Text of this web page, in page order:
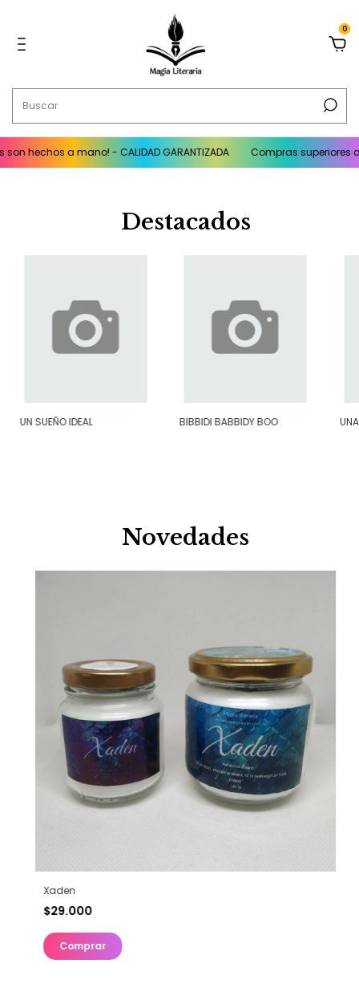
0
hechos a mano! - CALIDAD GARANTIZADA Compras superiores
Destacados
UN SUEÑO IDEAL BIBBIDI BABBIDY BOO
Novedades
Xaden
$29.000
Comprar